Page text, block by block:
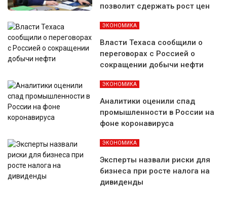
позволит сдержать рост цен
ЭКОНОМИКА
Власти Техаса сообщили о
переговорах с Россией о
сокращении добычи нефти
ЭКОНОМИКА
Аналитики оценили спад
промышленности в России на
фоне коронавируса
ЭКОНОМИКА
Эксперты назвали риски для
бизнеса при росте налога на
дивиденды